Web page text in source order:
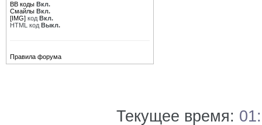
BB коды Вкл.
Смайлы Вкл.
[IMG] код Вкл.
HTML код Выкл.
Правила форума
Текущее время: